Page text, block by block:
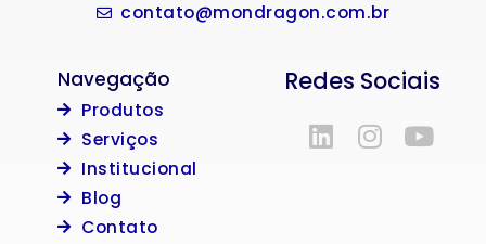
contato@mondragon.com.br
Navegação
Produtos
Serviços
Institucional
Blog
Contato
Redes Sociais